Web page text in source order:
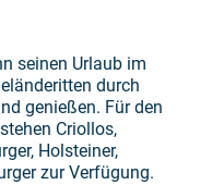
seinen Urlaub im
durch
genießen. Für den
Criollos,
Holsteiner,
zur Verfügung.